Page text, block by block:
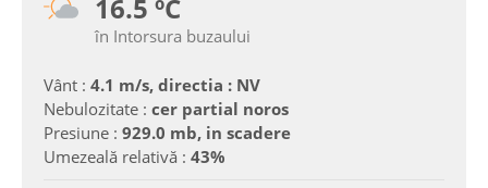
16.5 ºC
în Intorsura buzaului
Vânt : 4.1 m/s, directia : NV
Nebulozitate : cer partial noros
Presiune : 929.0 mb, in scadere
Umezeală relativă : 43%